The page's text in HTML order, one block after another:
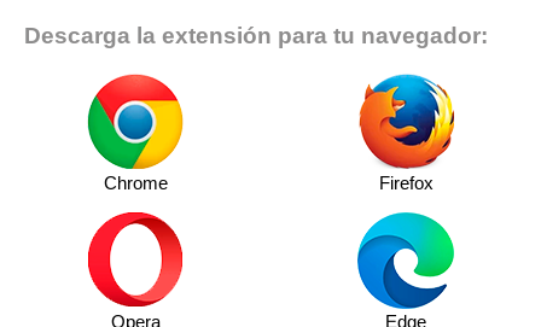
Descarga la extensión para tu navegador:
Chrome Firefox
Opera Edge